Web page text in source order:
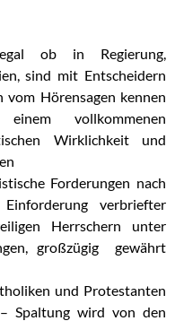
egal ob in Regierung,
sind mit Entscheidern
vom Hörensagen kennen
vollkommenen
Wirklichkeit und
Forderungen nach
verbriefter
Herrschern unter
großzügig gewährt
und Protestanten
Spaltung wird von den